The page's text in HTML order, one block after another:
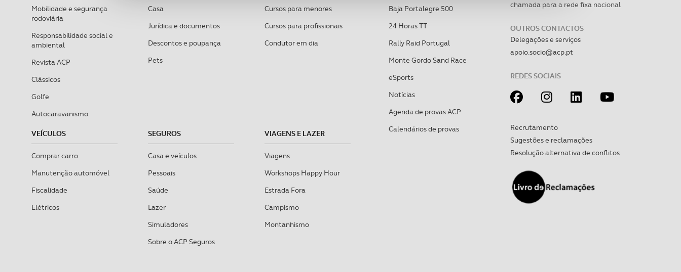
Adicionalmente partilhamos informação, relativa à sua utilização do nosso site de publicidade e de análise, com parceiros
O ACP garantirá que as transferências internacionais de dados pessoais serão realizadas apenas com o seu
Realçamos que o bloqueio de certo tipo de Cookies e tecnologias similares pode ter impacto na sua experiência de
Mobilidade e segurança
rodoviária
Responsabilidade social e
ambiental
Revista ACP
Clássicos
Golfe
Autocaravanismo
Casa
Jurídica e documentos
Descontos e poupança
Pets
Cursos para menores
Cursos para profissionais
Condutor em dia
VEÍCULOS
Comprar carro
Manutenção automóvel
Fiscalidade
Elétricos
SEGUROS
Casa e veículos
Pessoais
Saúde
Lazer
Simuladores
Sobre o ACP Seguros
VIAGENS E LAZER
Viagens
Workshops Happy Hour
Estrada Fora
Campismo
Montanhismo
Baja Portalegre 500
24 Horas TT
Rally Raid Portugal
Monte Gordo Sand Race
eSports
Notícias
Agenda de provas ACP
Calendários de provas
chamada para a rede fixa nacional
OUTROS CONTACTOS
Delegações e serviços
apoio.socio@acp.pt
REDES SOCIAIS
Recrutamento
Sugestões e reclamações
Resolução alternativa de conflitos